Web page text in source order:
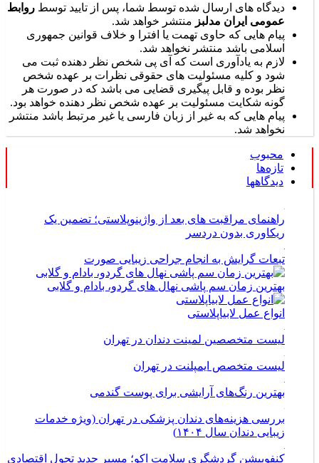
دیدگاه های ارسال شده توسط شما، پس از تایید توسط روابط
عمومی ایران مدلبز منتشر خواهد شد.
پیام هایی که حاوی تهمت یا افترا و خلاف قوانین جمهوری
اسلامی باشد منتشر نخواهد شد.
لازم به یادآوری است که آی پی شخص نظر دهنده ثبت می
شود و کلیه مسئولیت های حقوقی نظرات بر عهده شخص
نظر بوده و قابل پیگیری قضایی می باشد که در صورت هر
گونه شکایت مسئولیت بر عهده شخص نظر دهنده خواهد بود.
پیام هایی که به غیر از زبان فارسی یا غیر مرتبط باشد منتشر
نخواهد شد.
محبوب
تازه‌ها
دیدگاهها
راهنمای مراقبت های بعد از واژینوپلاستی؛ تضمین یک
ریکاوری بدون دردسر
تبعات گرایش به انجام جراحی زیبایی صورت
بهترین زمان سم پاشی نهال های گردو، بادام و گلابی
انواع عمل لابیاپلاستی
لیست متخصصین لمینت دندان در تهران
لیست متخصص ایمپلنت در تهران
بهترین رنگ‌های آرایشی برای پوست گندمی
بررسی هزینه‌های دندان پزشکی در تهران (ویژه خدمات
زیبایی دندان سال ۱۴۰۴)
کنفوبیشن گردشگری سلامت اکو؛ مسیر جدید تحول اقتصادی